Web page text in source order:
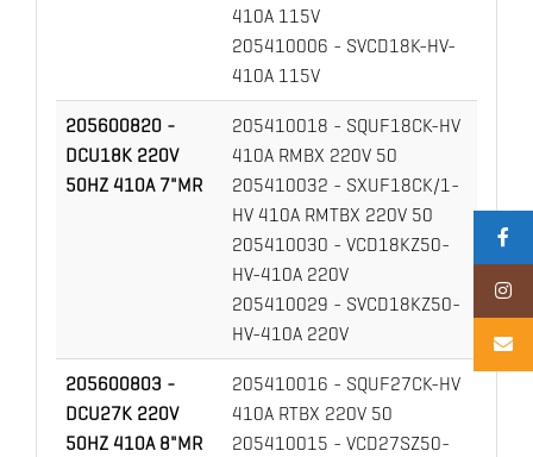
410A 115V
205410006 - SVCD18K-HV-
410A 115V
205600820 -
DCU18K 220V
50HZ 410A 7"MR
205410018 - SQUF18CK-HV
410A RMBX 220V 50
205410032 - SXUF18CK/1-
HV 410A RMTBX 220V 50
205410030 - VCD18KZ50-
HV-410A 220V
205410029 - SVCD18KZ50-
HV-410A 220V
205600803 -
DCU27K 220V
50HZ 410A 8"MR
205410016 - SQUF27CK-HV
410A RTBX 220V 50
205410015 - VCD27SZ50-